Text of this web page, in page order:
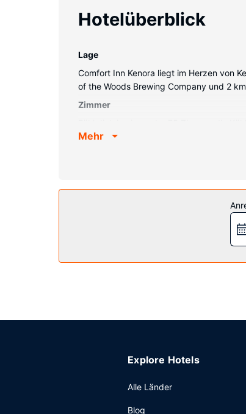
Hotelüberblick
Lage
Comfort Inn Kenora liegt im Herzen von
of the Woods Brewing Company und 2
Zimmer
vor. 43 Zoll groáe Flachbildfernseher mit
Ein inbegriffenes Frühstücksbuffet wird
Mehr
Explore Hotels
Alle Länder
Blog